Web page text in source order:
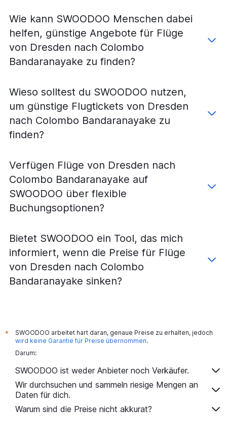
Flüge von Memmingen nach Colombo Bandaranayake
Flüge von Karlsruhe nach Colombo Bandaranayake
Flüge von Münster nach Colombo Bandaranayake
Flüge von Dortmund nach Colombo Bandaranayake
Wie kann SWOODOO Menschen dabei
helfen, günstige Angebote für Flüge
von Dresden nach Colombo
Bandaranayake zu finden?
Wieso solltest du SWOODOO nutzen,
um günstige Flugtickets von Dresden
nach Colombo Bandaranayake zu
finden?
Verfügen Flüge von Dresden nach
Colombo Bandaranayake auf
SWOODOO über flexible
Buchungsoptionen?
Bietet SWOODOO ein Tool, das mich
informiert, wenn die Preise für Flüge
von Dresden nach Colombo
Bandaranayake sinken?
*
SWOODOO arbeitet hart daran, genaue Preise zu erhalten, jedoch
wird keine Garantie für Preise übernommen.
Darum:
SWOODOO ist weder Anbieter noch Verkäufer.
Wir durchsuchen und sammeln riesige Mengen an
Daten für dich.
Warum sind die Preise nicht akkurat?